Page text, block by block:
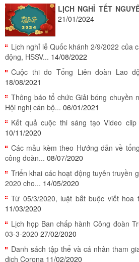
LỊCH NGHỈ TẾT
21/01/2024
Lịch nghỉ lễ Quốc khánh 2/9/2022 của
động, HSSV... 14/08/2022
Cuộc thi do Tổng Liên đoàn Lao
18/08/2021
Thông báo tổ chức Giải bóng chuyền
Hội nghị cán bộ... 06/01/2021
Kết quả cuộc thi sáng tạo Video
10/11/2020
Các mẫu kèm theo Hướng dẫn về
công đoàn... 08/07/2020
Triển khai các hoạt động tuyên truyền
2020 cho... 14/05/2020
Từ 05/3/2020, luật bắt buộc viết hoa
11/03/2020
Lịch họp Ban chấp hành Công đoàn
03-3-2020 27/02/2020
Danh sách tập thể và cá nhân tham
dịch Corona 11/02/2020